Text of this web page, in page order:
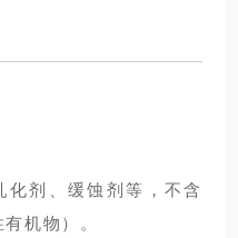
化剂、缓蚀剂等，不含
机物）。